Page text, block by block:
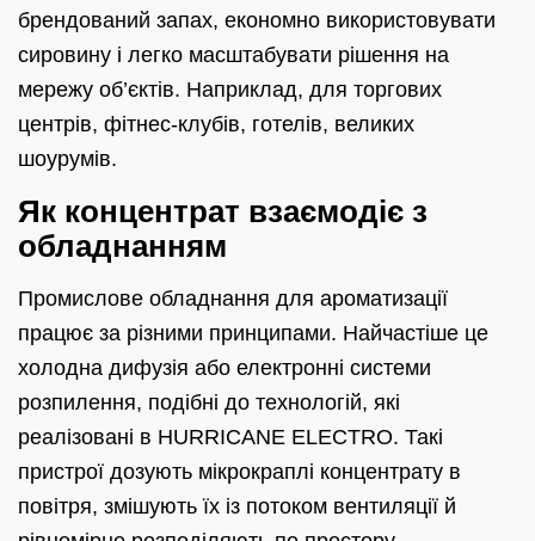
брендований запах, економно використовувати
сировину і легко масштабувати рішення на
мережу об’єктів. Наприклад, для торгових
центрів, фітнес-клубів, готелів, великих
шоурумів.
Як концентрат взаємодіє з
обладнанням
Промислове обладнання для ароматизації
працює за різними принципами. Найчастіше це
холодна дифузія або електронні системи
розпилення, подібні до технологій, які
реалізовані в HURRICANE ELECTRO. Такі
пристрої дозують мікрокраплі концентрату в
повітря, змішують їх із потоком вентиляції й